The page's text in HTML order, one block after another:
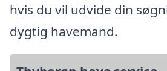
hvis du vil udvide din
dygtig havemand.